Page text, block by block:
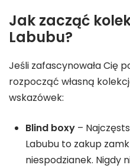
Jak zacząć
Labubu?
Jeśli zafascynowała Cię
rozpocząć własną
wskazówek:
Blind boxy –
Labubu to zakup
niespodzianek. Nigdy